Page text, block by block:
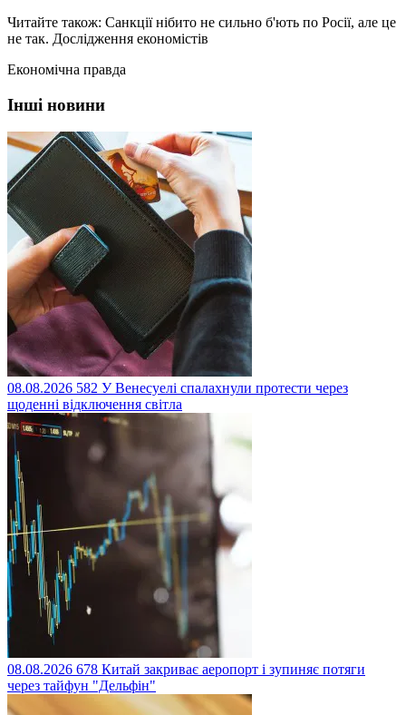
Читайте також: Санкції нібито не сильно б'ють по Росії, але це
не так. Дослідження економістів
Економічна правда
Інші новини
08.08.2026 582 У Венесуелі спалахнули протести через
щоденні відключення світла
08.08.2026 678 Китай закриває аеропорт і зупиняє потяги
через тайфун "Дельфін"